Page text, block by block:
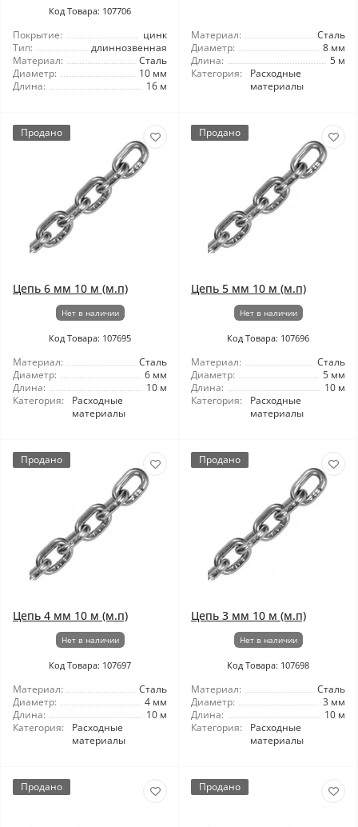
Код Товара: 107706
Покрытие:
цинк
Тип:
длиннозвенная
Материал:
Сталь
Диаметр:
10 мм
Длина:
16 м
Материал:
Сталь
Диаметр:
8 мм
Длина:
5 м
Категория:
Расходные
материалы
Продано
Цепь 6 мм 10 м (м.п)
Нет в наличии
Код Товара: 107695
Материал:
Сталь
Диаметр:
6 мм
Длина:
10 м
Категория:
Расходные
материалы
Продано
Цепь 5 мм 10 м (м.п)
Нет в наличии
Код Товара: 107696
Материал:
Сталь
Диаметр:
5 мм
Длина:
10 м
Категория:
Расходные
материалы
Продано
Цепь 4 мм 10 м (м.п)
Нет в наличии
Код Товара: 107697
Материал:
Сталь
Диаметр:
4 мм
Длина:
10 м
Категория:
Расходные
материалы
Продано
Цепь 3 мм 10 м (м.п)
Нет в наличии
Код Товара: 107698
Материал:
Сталь
Диаметр:
3 мм
Длина:
10 м
Категория:
Расходные
материалы
Продано Продано